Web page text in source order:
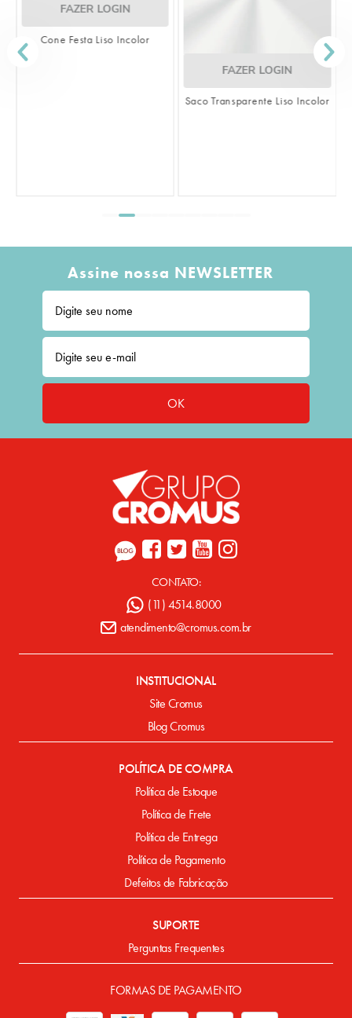
FAZER LOGIN
Cone Festa Liso Incolor
FAZER LOGIN
Saco Transparente Liso Incolor
Assine nossa NEWSLETTER
OK
CONTATO:
(11) 4514.8000
atendimento@cromus.com.br
INSTITUCIONAL
Site Cromus
Blog Cromus
POLÍTICA DE COMPRA
Política de Estoque
Política de Frete
Política de Entrega
Política de Pagamento
Defeitos de Fabricação
SUPORTE
Perguntas Frequentes
FORMAS DE PAGAMENTO